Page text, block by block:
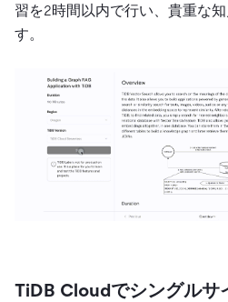
習を2時間以内で行い、貴重な
す。
TiDB Cloudでシングルサ